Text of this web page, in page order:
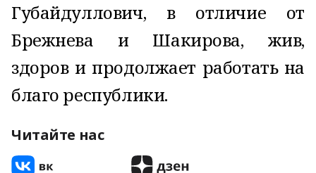
Губайдуллович, в отличие от
Брежнева и Шакирова, жив,
здоров и продолжает работать на
благо республики.
Читайте нас